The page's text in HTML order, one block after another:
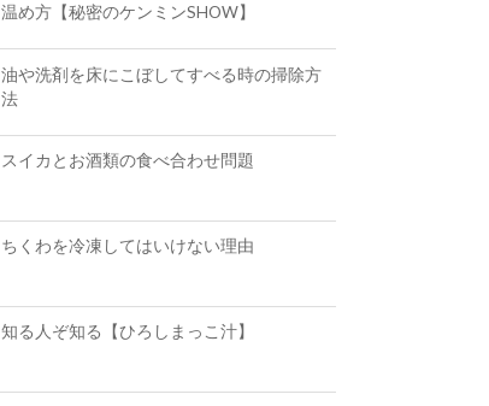
温め方【秘密のケンミンSHOW】
油や洗剤を床にこぼしてすべる時の掃除方
法
スイカとお酒類の食べ合わせ問題
ちくわを冷凍してはいけない理由
知る人ぞ知る【ひろしまっこ汁】